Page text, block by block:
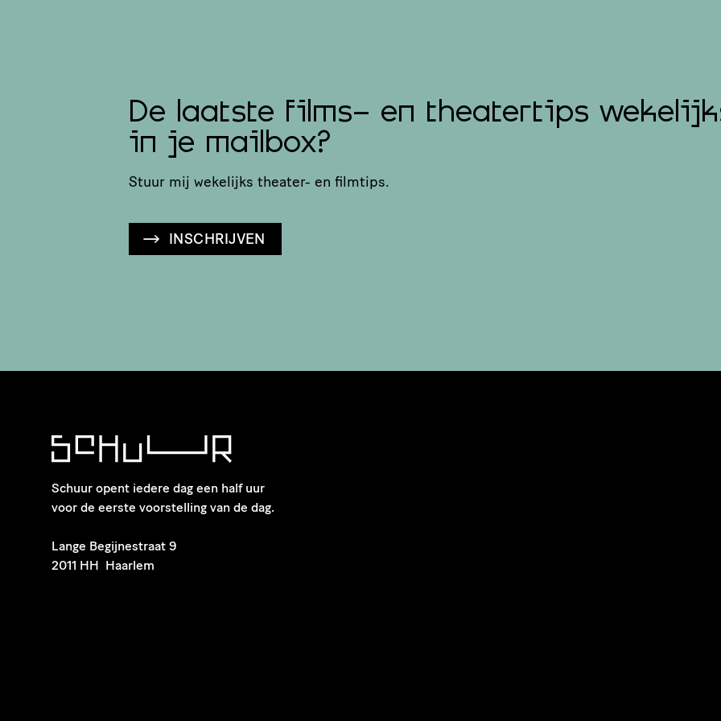
De laatste films- en theatertips
in je mailbox?
Stuur mij wekelijks theater- en filmtips.
INSCHRIJVEN
Schuur opent iedere dag een half uur
voor de eerste voorstelling van de dag.
​Lange Begijnestraat 9
2011 HH Haarlem